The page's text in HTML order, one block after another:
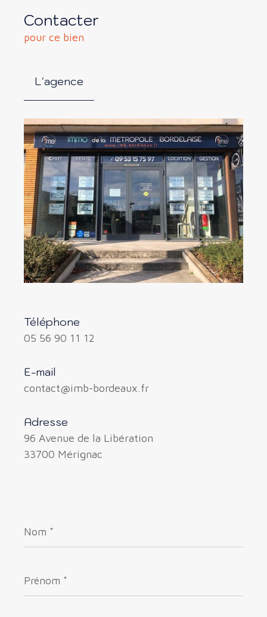
Contacter
pour ce bien
L'agence
Téléphone
05 56 90 11 12
E-mail
contact@imb-bordeaux.fr
Adresse
96 Avenue de la Libération
33700 Mérignac
*
*